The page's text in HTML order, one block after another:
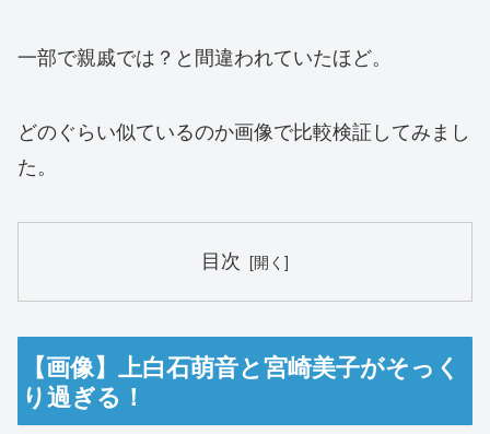
一部で親戚では？と間違われていたほど。
どのぐらい似ているのか画像で比較検証してみまし
た。
目次
【画像】上白石萌音と宮崎美子がそっく
り過ぎる！